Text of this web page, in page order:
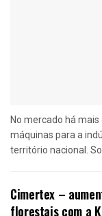
No mercado há
máquinas para a
território nacional.
Cimertex –
florestais com a